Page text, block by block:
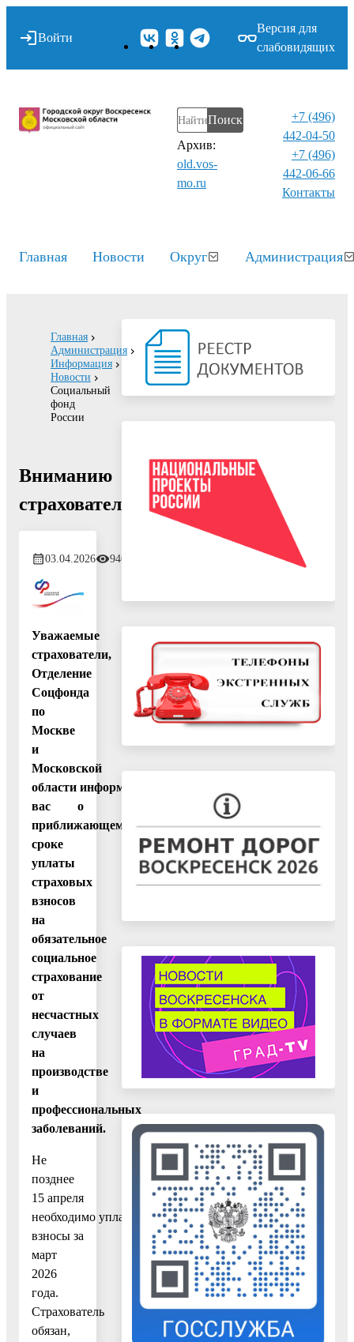
Войти
Версия для
слабовидящих
Поиск
Архив:
old.vos-
mo.ru
+7 (496)
442-04-50
+7 (496)
442-06-66
Контакты⁠
Главная Новости Округ Администрация
Главная
Администрация
Информация
Новости
Социальный
фонд
России
Вниманию
страхователей!
03.04.2026 946
Уважаемые
страхователи,
Отделение
Соцфонда
по
Москве
и
Московской
области информирует
вас о
приближающемся
сроке
уплаты
страховых
взносов
на
обязательное
социальное
страхование
от
несчастных
случаев
на
производстве
и
профессиональных
заболеваний.
Не
позднее
15 апреля
необходимо уплатить
взносы за
март
2026
года.
Страхователь
обязан,